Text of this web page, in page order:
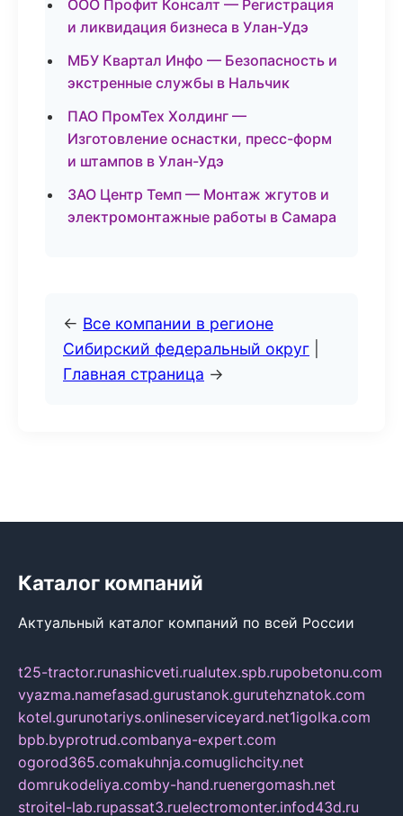
ООО Профит Консалт — Регистрация
и ликвидация бизнеса в Улан-Удэ
МБУ Квартал Инфо — Безопасность и
экстренные службы в Нальчик
ПАО ПромТех Холдинг —
Изготовление оснастки, пресс-форм
и штампов в Улан-Удэ
ЗАО Центр Темп — Монтаж жгутов и
электромонтажные работы в Самара
← Все компании в регионе
Сибирский федеральный округ
Главная страница →
Каталог компаний
Актуальный каталог компаний по всей России
t25-tractor.runashicveti.rualutex.spb.rupobetonu.com
vyazma.namefasad.gurustanok.gurutehznatok.com
kotel.gurunotariys.onlineserviceyard.net1igolka.com
bpb.byprotrud.combanya-expert.com
ogorod365.comakuhnja.comuglichcity.net
domrukodeliya.comby-hand.ruenergomash.net
stroitel-lab.rupassat3.ruelectromonter.infod43d.ru